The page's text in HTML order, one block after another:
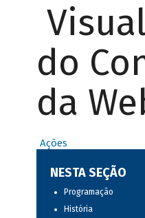
do
da
Ações
NESTA SEÇÃO
Programação
História